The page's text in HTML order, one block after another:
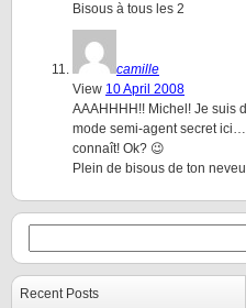
Bisous à tous les 2
camille
View 10 April 2008
AAAHHHH!! Michel! Je suis
mode semi-agent secret
connaît! Ok? 😉
Plein de bisous de ton
Recent Posts